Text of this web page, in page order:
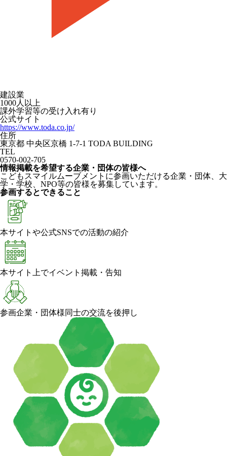
建設業
1000人以上
課外学習等の受け入れ有り
公式サイト
https://www.toda.co.jp/
住所
東京都 中央区京橋 1-7-1 TODA BUILDING
TEL
0570-002-705
情報掲載を希望する企業・団体の皆様へ
こどもスマイルムーブメントに参画いただける企業・団体、大
学・学校、NPO等の皆様を募集しています。
参画するとできること
本サイトや公式SNSでの活動の紹介
本サイト上でイベント掲載・告知
参画企業・団体様同士の交流を後押し